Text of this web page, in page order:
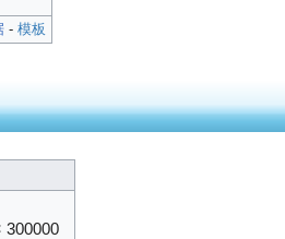
-模板
300000